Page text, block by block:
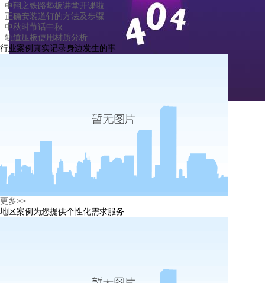
中翔之铁路垫板讲堂开课啦
正确安装道钉的方法及步骤
中秋时节话中秋
轨道压板使用材质分析
行业案例真实记录身边发生的事
更多>>
地区案例 为您提供个性化需求服务